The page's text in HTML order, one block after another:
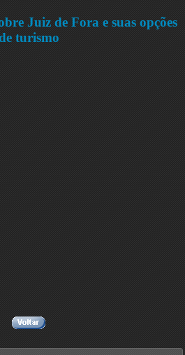
Juiz de Fora e suas opções
turismo